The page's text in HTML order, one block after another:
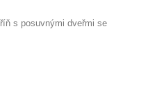
s posuvnými dveřmi se